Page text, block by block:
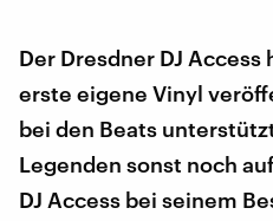
Der Dresdner DJ Access
erste eigene Vinyl
bei den Beats
Legenden sonst noch
DJ Access bei seinem